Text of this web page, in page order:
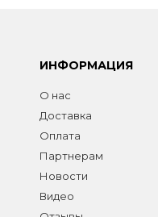
ИНФОРМАЦИЯ
О нас
Доставка
Оплата
Партнерам
Новости
Видео